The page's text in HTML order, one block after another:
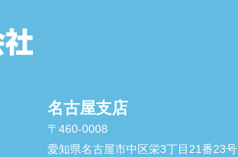
名古屋支店
〒460-0008
愛知県名古屋市中区栄3丁目21番23号